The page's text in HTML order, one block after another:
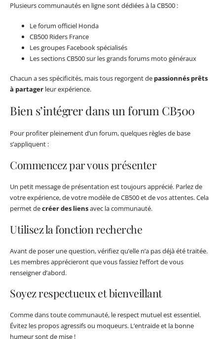
Plusieurs communautés en ligne sont dédiées à la CB500 :
Le forum officiel Honda
CB500 Riders France
Les groupes Facebook spécialisés
Les sections CB500 sur les grands forums moto généraux
Chacun a ses spécificités, mais tous regorgent de passionnés prêts
à partager leur expérience.
Bien s’intégrer dans un forum CB500
Pour profiter pleinement d’un forum, quelques règles de base
s’appliquent :
Commencez par vous présenter
Un petit message de présentation est toujours apprécié. Parlez de
votre expérience, de votre modèle de CB500 et de vos attentes. Cela
permet decréer des liensavec la communauté.
Utilisez la fonction recherche
Avant de poser une question, vérifiez qu’elle n’a pas déjà été traitée.
Les membres apprécieront que vous fassiez l’effort de vous
renseigner d’abord.
Soyez respectueux et bienveillant
Comme dans toute communauté, le respect mutuel est essentiel.
Évitez les propos agressifs ou moqueurs. L’entraide et la bonne
humeur sont de mise !